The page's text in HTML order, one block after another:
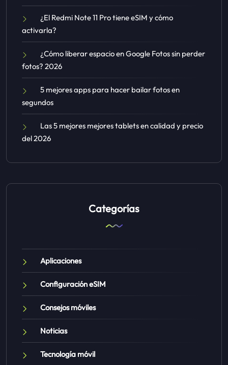
¿El Redmi Note 11 Pro tiene eSIM y cómo
activarla?
¿Cómo liberar espacio en Google Fotos sin perder
fotos? 2026
5 mejores apps para hacer bailar fotos en
segundos
Las 5 mejores mejores tablets en calidad y precio
del 2026
Categorías
Aplicaciones
Configuración eSIM
Consejos móviles
Noticias
Tecnología móvil